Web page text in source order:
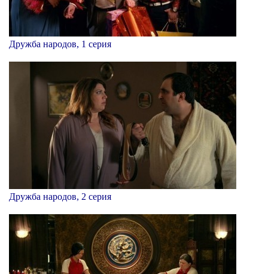
Дружба народов, 1 серия
Дружба народов, 2 серия